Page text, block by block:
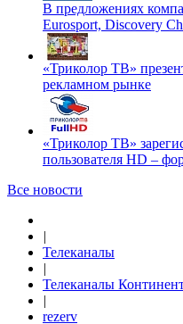
В предложениях
Eurosport, Discovery
«Триколор ТВ»
рекламном рынке
«Триколор ТВ»
пользователя HD –
Все новости
|
Телеканалы
|
Телеканалы
|
rezerv